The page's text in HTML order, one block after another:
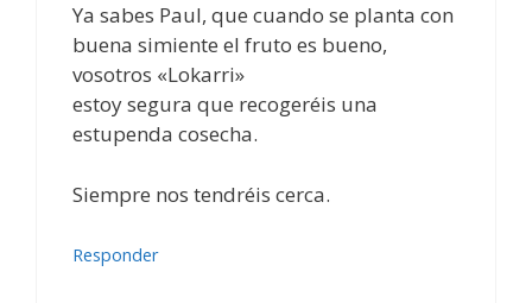
Ya sabes Paul, que cuando se planta con
buena simiente el fruto es bueno,
vosotros «Lokarri»
estoy segura que recogeréis una
estupenda cosecha.
Siempre nos tendréis cerca.
Responder